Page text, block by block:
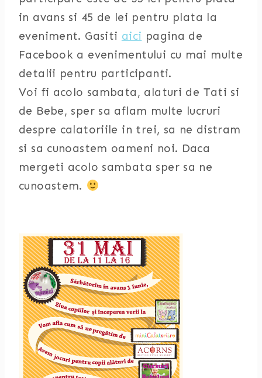
in avans si 45 de lei pentru plata la
eveniment. Gasiti aici pagina de
Facebook a evenimentului cu mai multe
detalii pentru participanti.
Voi fi acolo sambata, alaturi de Tati si
de Bebe, sper sa aflam multe lucruri
despre calatoriile in trei, sa ne distram
si sa cunoastem oameni noi. Daca
mergeti acolo sambata sper sa ne
cunoastem.